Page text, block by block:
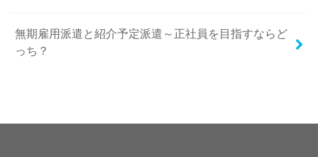
無期雇用派遣と紹介予定派遣～正社員を目指すならど
っち？